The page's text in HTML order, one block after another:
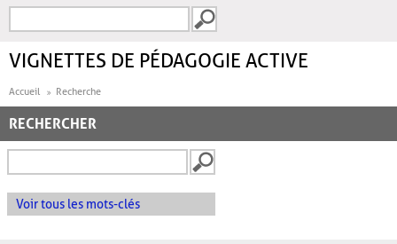
FORMULAIRE DE
VIGNETTES DE PÉDAGOGIE ACTIVE
Accueil Recherche
RECHERCHER
Voir tous les mots-clés